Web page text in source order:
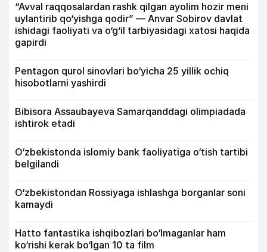
“Avval raqqosalardan rashk qilgan ayolim hozir meni
uylantirib qo‘yishga qodir” — Anvar Sobirov davlat
ishidagi faoliyati va o‘g‘il tarbiyasidagi xatosi haqida
gapirdi
Pentagon qurol sinovlari bo‘yicha 25 yillik ochiq
hisobotlarni yashirdi
Bibisora Assaubayeva Samarqanddagi olimpiadada
ishtirok etadi
O‘zbekistonda islomiy bank faoliyatiga o‘tish tartibi
belgilandi
O‘zbekistondan Rossiyaga ishlashga borganlar soni
kamaydi
Hatto fantastika ishqibozlari bo‘lmaganlar ham
ko‘rishi kerak bo‘lgan 10 ta film